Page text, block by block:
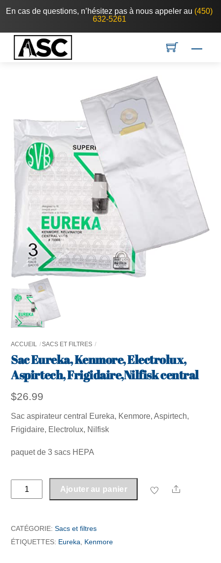
Skip
content
En cas de questions, n’hésitez pas à nous appeler au (450)
632-5261
Menu
ACCUEIL SACS ET FILTRES
Sac Eureka, Kenmore, Electrolux,
Aspirtech, Frigidaire,Nilfisk central
$26.99
Sac aspirateur central Eureka, Kenmore, Aspirtech,
Frigidaire, Electrolux, Nilfisk
paquet de 3 sacs HEPA
quantité
de
Eureka,
Kenmore,
Ajouter au panier Share
CATÉGORIE:Sacs et filtres
ÉTIQUETTES: Eureka, Kenmore